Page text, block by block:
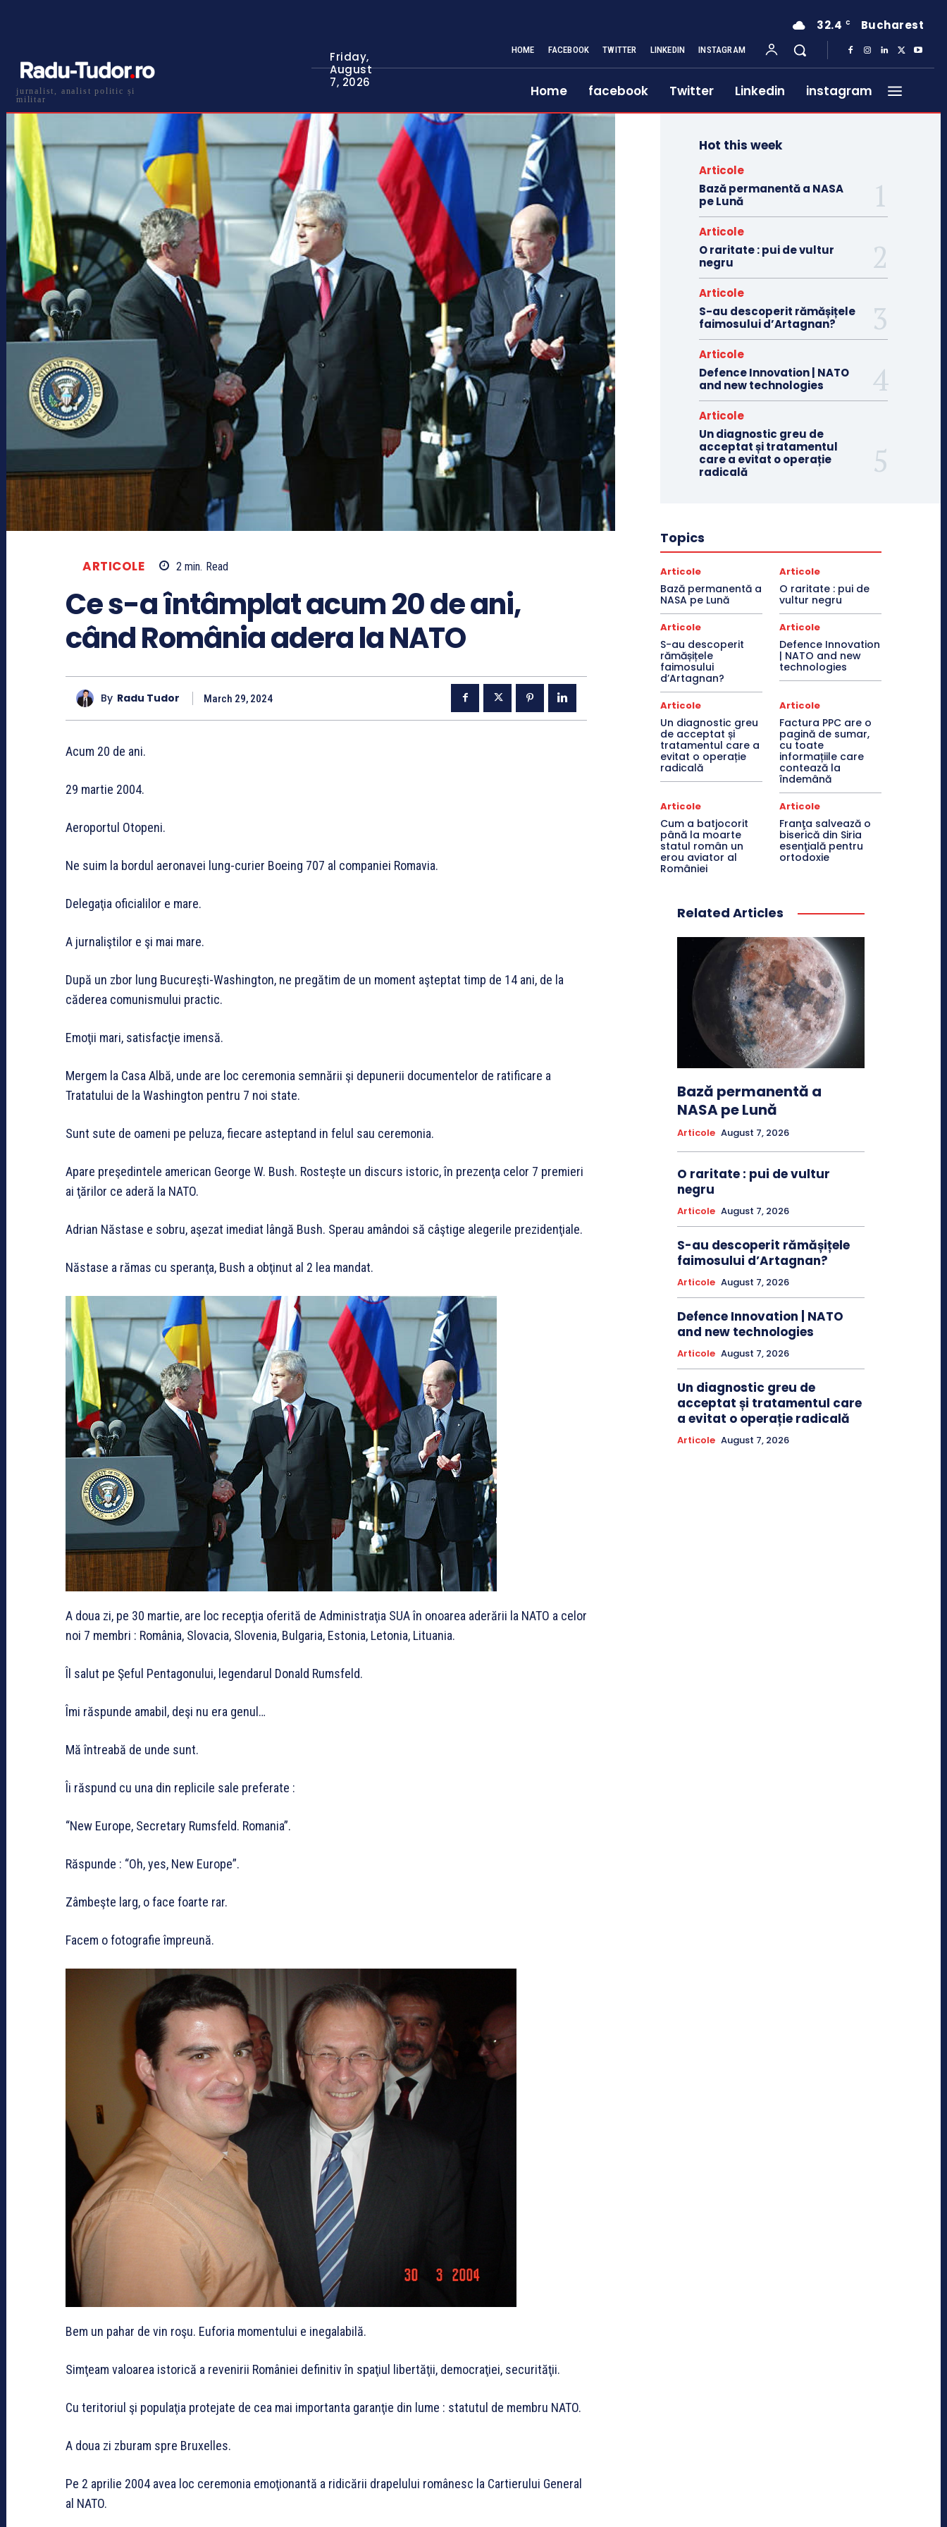
jurnalist, analist politic și
militar
Friday,
August
7, 2026
32.4 C Bucharest
HOME FACEBOOK TWITTER LINKEDIN INSTAGRAM
Home facebook Twitter Linkedin instagram
ARTICOLE 2 min. Read
Ce s-a întâmplat acum 20 de ani,
când România adera la NATO
By Radu Tudor March 29, 2024
Acum 20 de ani.
29 martie 2004.
Aeroportul Otopeni.
Ne suim la bordul aeronavei lung-curier Boeing 707 al companiei Romavia.
Delegaţia oficialilor e mare.
A jurnaliştilor e şi mai mare.
După un zbor lung Bucureşti-Washington, ne pregătim de un moment aşteptat timp de 14 ani, de la
căderea comunismului practic.
Emoţii mari, satisfacţie imensă.
Mergem la Casa Albă, unde are loc ceremonia semnării şi depunerii documentelor de ratificare a
Tratatului de la Washington pentru 7 noi state.
Sunt sute de oameni pe peluza, fiecare asteptand in felul sau ceremonia.
Apare preşedintele american George W. Bush. Rosteşte un discurs istoric, în prezenţa celor 7 premieri
ai ţărilor ce aderă la NATO.
Adrian Năstase e sobru, aşezat imediat lângă Bush. Sperau amândoi să câştige alegerile prezidenţiale.
Năstase a rămas cu speranţa, Bush a obţinut al 2 lea mandat.
A doua zi, pe 30 martie, are loc recepţia oferită de Administraţia SUA în onoarea aderării la NATO a celor
noi 7 membri : România, Slovacia, Slovenia, Bulgaria, Estonia, Letonia, Lituania.
Îl salut pe Şeful Pentagonului, legendarul Donald Rumsfeld.
Îmi răspunde amabil, deşi nu era genul…
Mă întreabă de unde sunt.
Îi răspund cu una din replicile sale preferate :
“New Europe, Secretary Rumsfeld. Romania”.
Răspunde : “Oh, yes, New Europe”.
Zâmbeşte larg, o face foarte rar.
Facem o fotografie împreună.
Bem un pahar de vin roşu. Euforia momentului e inegalabilă.
Simţeam valoarea istorică a revenirii României definitiv în spaţiul libertăţii, democraţiei, securităţii.
Cu teritoriul şi populaţia protejate de cea mai importanta garanţie din lume : statutul de membru NATO.
A doua zi zburam spre Bruxelles.
Pe 2 aprilie 2004 avea loc ceremonia emoţionantă a ridicării drapelului românesc la Cartierului General
al NATO.
Hot this week
Articole
Bază permanentă a NASA
pe Lună
Articole
O raritate : pui de vultur
negru
Articole
S-au descoperit rămășițele
faimosului d’Artagnan?
Articole
Defence Innovation | NATO
and new technologies
Articole
Un diagnostic greu de
acceptat și tratamentul
care a evitat o operație
radicală
Topics
Articole
Bază permanentă a
NASA pe Lună
Articole
O raritate : pui de
vultur negru
Articole
S-au descoperit
rămășițele
faimosului
d’Artagnan?
Articole
Defence Innovation
| NATO and new
technologies
Articole
Un diagnostic greu
de acceptat și
tratamentul care a
evitat o operație
radicală
Articole
Factura PPC are o
pagină de sumar,
cu toate
informațiile care
contează la
îndemână
Articole
Cum a batjocorit
până la moarte
statul român un
erou aviator al
României
Articole
Franţa salvează o
biserică din Siria
esenţială pentru
ortodoxie
Related Articles
Bază permanentă a
NASA pe Lună
Articole August 7, 2026
O raritate : pui de vultur
negru
Articole August 7, 2026
S-au descoperit rămășițele
faimosului d’Artagnan?
Articole August 7, 2026
Defence Innovation | NATO
and new technologies
Articole August 7, 2026
Un diagnostic greu de
acceptat și tratamentul care
a evitat o operație radicală
Articole August 7, 2026